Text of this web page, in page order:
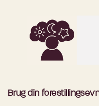
de gør,
tilbage i
bag den
- UX-
LBST-appen
-
Brug din